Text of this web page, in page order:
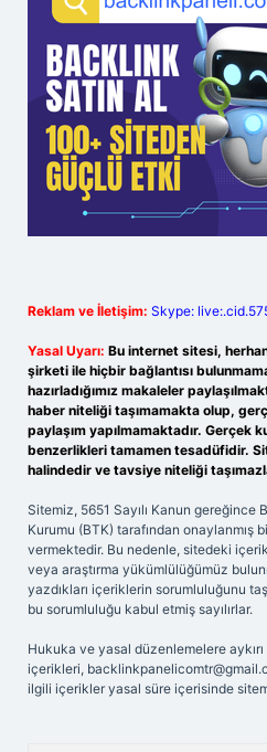
Reklam ve İletişim: Skype:
Yasal Uyarı: Bu internet sitesi,
şirketi ile hiçbir bağlantısı
hazırladığımız makaleler
haber niteliği taşımamakta olup,
paylaşım yapılmamaktadır. Gerçek
benzerlikleri tamamen tesadüfidir.
halindedir ve tavsiye niteliği
Sitemiz, 5651 Sayılı Kanun gereğince
Kurumu (BTK) tarafından onaylanmış
vermektedir. Bu nedenle, sitedeki
veya araştırma yükümlülüğümüz
yazdıkları içeriklerin sorumluluğunu
bu sorumluluğu kabul etmiş sayılırlar.
Hukuka ve yasal düzenlemelere
içerikleri,
ilgili içerikler yasal süre içerisinde